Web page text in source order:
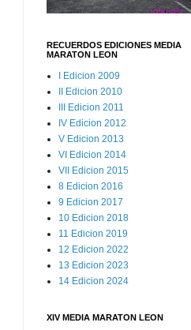
RECUERDOS EDICIONES MEDIA
MARATON LEON
I Edicion 2009
II Edicion 2010
III Edicion 2011
IV Edicion 2012
V Edicion 2013
VI Edicion 2014
VII Edicion 2015
8 Edicion 2016
9 Edicion 2017
10 Edicion 2018
11 Edicion 2019
12 Edicion 2022
13 Edicion 2023
14 Edicion 2024
XIV MEDIA MARATON LEON